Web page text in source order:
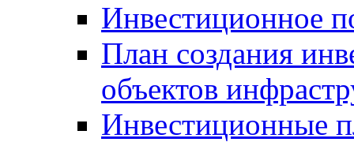
Инвестиционное
План создания
объектов
Инвестиционные